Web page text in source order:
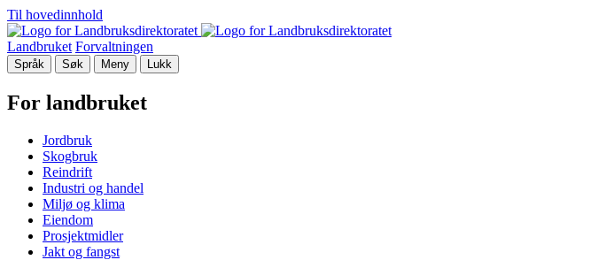
Til hovedinnhold
Landbruket Forvaltningen
Språk Søk Meny Lukk
For landbruket
Jordbruk
Skogbruk
Reindrift
Industri og handel
Miljø og klima
Eiendom
Prosjektmidler
Jakt og fangst